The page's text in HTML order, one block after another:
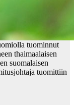
tuominnut
thaimaalaisen
suomalaisen
tuomittiin